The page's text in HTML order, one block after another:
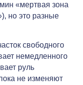
«мертвая зона
но это разные
свободного
немедленного
руль
не изменяют